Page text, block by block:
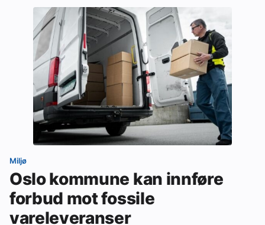
Miljø
Oslo kommune kan innføre
forbud mot fossile
vareleveranser